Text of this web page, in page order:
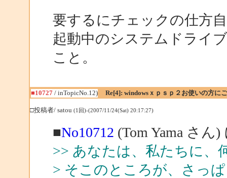
要するにチェックの仕方
起動中のシステムドライ
こと。
■10727/ inTopicNo.12) Re[4]: windowsｘｐｓｐ２お使いの方に
□投稿者/ satou (1回)-(2007/11/24(Sat) 20:17:27)
■No10712 (Tom Yama さん)
>> あなたは、私たちに、
> そこのところが、さっ